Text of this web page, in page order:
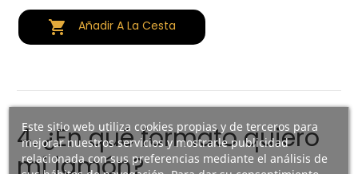
Este sitio web utiliza cookies propias y de terceros para
mejorar nuestros servicios y mostrarle publicidad
relacionada con sus preferencias mediante el análisis de
 Añadir A La Cesta
4. ¿En qué formato quiero
mi jamón?